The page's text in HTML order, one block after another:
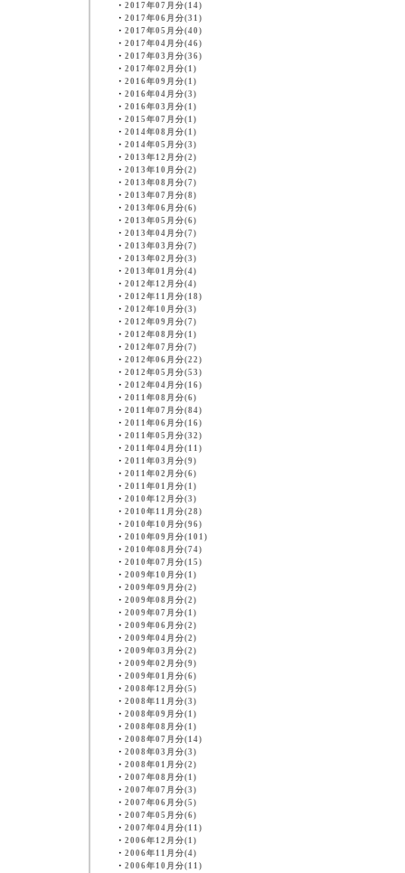
・ 2017年07月分(14)
・ 2017年06月分(31)
・ 2017年05月分(40)
・ 2017年04月分(46)
・ 2017年03月分(36)
・ 2017年02月分(1)
・ 2016年09月分(1)
・ 2016年04月分(3)
・ 2016年03月分(1)
・ 2015年07月分(1)
・ 2014年08月分(1)
・ 2014年05月分(3)
・ 2013年12月分(2)
・ 2013年10月分(2)
・ 2013年08月分(7)
・ 2013年07月分(8)
・ 2013年06月分(6)
・ 2013年05月分(6)
・ 2013年04月分(7)
・ 2013年03月分(7)
・ 2013年02月分(3)
・ 2013年01月分(4)
・ 2012年12月分(4)
・ 2012年11月分(18)
・ 2012年10月分(3)
・ 2012年09月分(7)
・ 2012年08月分(1)
・ 2012年07月分(7)
・ 2012年06月分(22)
・ 2012年05月分(53)
・ 2012年04月分(16)
・ 2011年08月分(6)
・ 2011年07月分(84)
・ 2011年06月分(16)
・ 2011年05月分(32)
・ 2011年04月分(11)
・ 2011年03月分(9)
・ 2011年02月分(6)
・ 2011年01月分(1)
・ 2010年12月分(3)
・ 2010年11月分(28)
・ 2010年10月分(96)
・ 2010年09月分(101)
・ 2010年08月分(74)
・ 2010年07月分(15)
・ 2009年10月分(1)
・ 2009年09月分(2)
・ 2009年08月分(2)
・ 2009年07月分(1)
・ 2009年06月分(2)
・ 2009年04月分(2)
・ 2009年03月分(2)
・ 2009年02月分(9)
・ 2009年01月分(6)
・ 2008年12月分(5)
・ 2008年11月分(3)
・ 2008年09月分(1)
・ 2008年08月分(1)
・ 2008年07月分(14)
・ 2008年03月分(3)
・ 2008年01月分(2)
・ 2007年08月分(1)
・ 2007年07月分(3)
・ 2007年06月分(5)
・ 2007年05月分(6)
・ 2007年04月分(11)
・ 2006年12月分(1)
・ 2006年11月分(4)
・ 2006年10月分(11)